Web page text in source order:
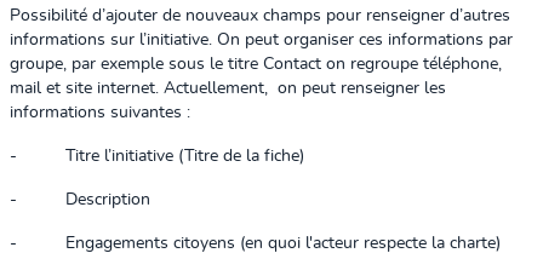
Possibilité d’ajouter de nouveaux champs pour renseigner d’autres
informations sur l’initiative. On peut organiser ces informations par
groupe, par exemple sous le titre Contact on regroupe téléphone,
mail et site internet. Actuellement, on peut renseigner les
informations suivantes :
- Titre l’initiative (Titre de la fiche)
- Description
- Engagements citoyens (en quoi l'acteur respecte la charte)